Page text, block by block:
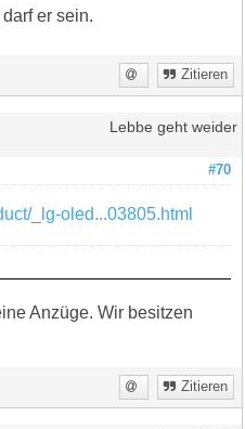
er sein.
Zitieren
Lebbe geht weider
#70
_lg-oled...03805.html
Anzüge. Wir besitzen
Zitieren